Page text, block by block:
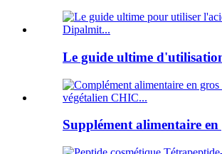
Le guide ultime
Supplément alimentaire en